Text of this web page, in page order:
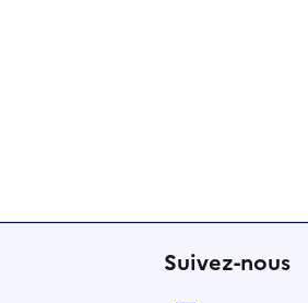
Suivez-nous